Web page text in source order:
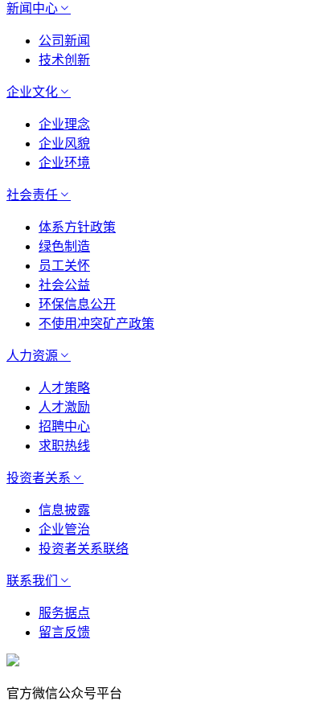
新闻中心
公司新闻
技术创新
企业文化
企业理念
企业风貌
企业环境
社会责任
体系方针政策
绿色制造
员工关怀
社会公益
环保信息公开
不使用冲突矿产政策
人力资源
人才策略
人才激励
招聘中心
求职热线
投资者关系
信息披露
企业管治
投资者关系联络
联系我们
服务据点
留言反馈
官方微信公众号平台